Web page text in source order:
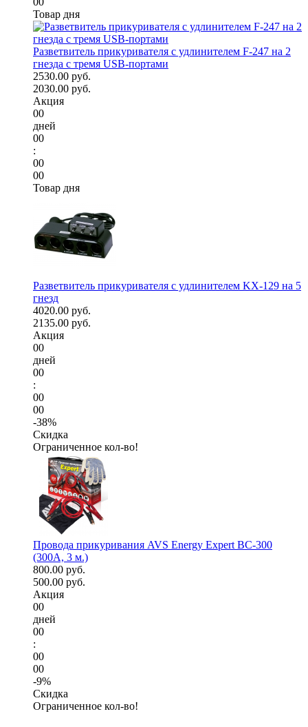
Товар дня
Разветвитель прикуривателя с удлинителем F-247 на 2
гнезда с тремя USB-портами
2530.00 руб.
2030.00 руб.
Акция
00
дней
00
:
00
00
Товар дня
Разветвитель прикуривателя с удлинителем KX-129 на 5
гнезд
4020.00 руб.
2135.00 руб.
Акция
00
дней
00
:
00
00
-38%
Скидка
Ограниченное кол-во!
Провода прикуривания AVS Energy Expert BC-300
(300А, 3 м.)
800.00 руб.
500.00 руб.
Акция
00
дней
00
:
00
00
-9%
Скидка
Ограниченное кол-во!